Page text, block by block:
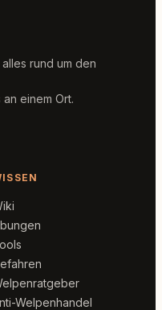
rund um den
einem Ort.
Welpenhandel